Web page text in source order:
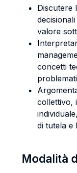
Discutere
valore
concetti
collettivo,
di tutela e
Modalità